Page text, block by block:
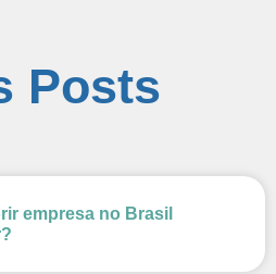
Posts
empresa no Brasil